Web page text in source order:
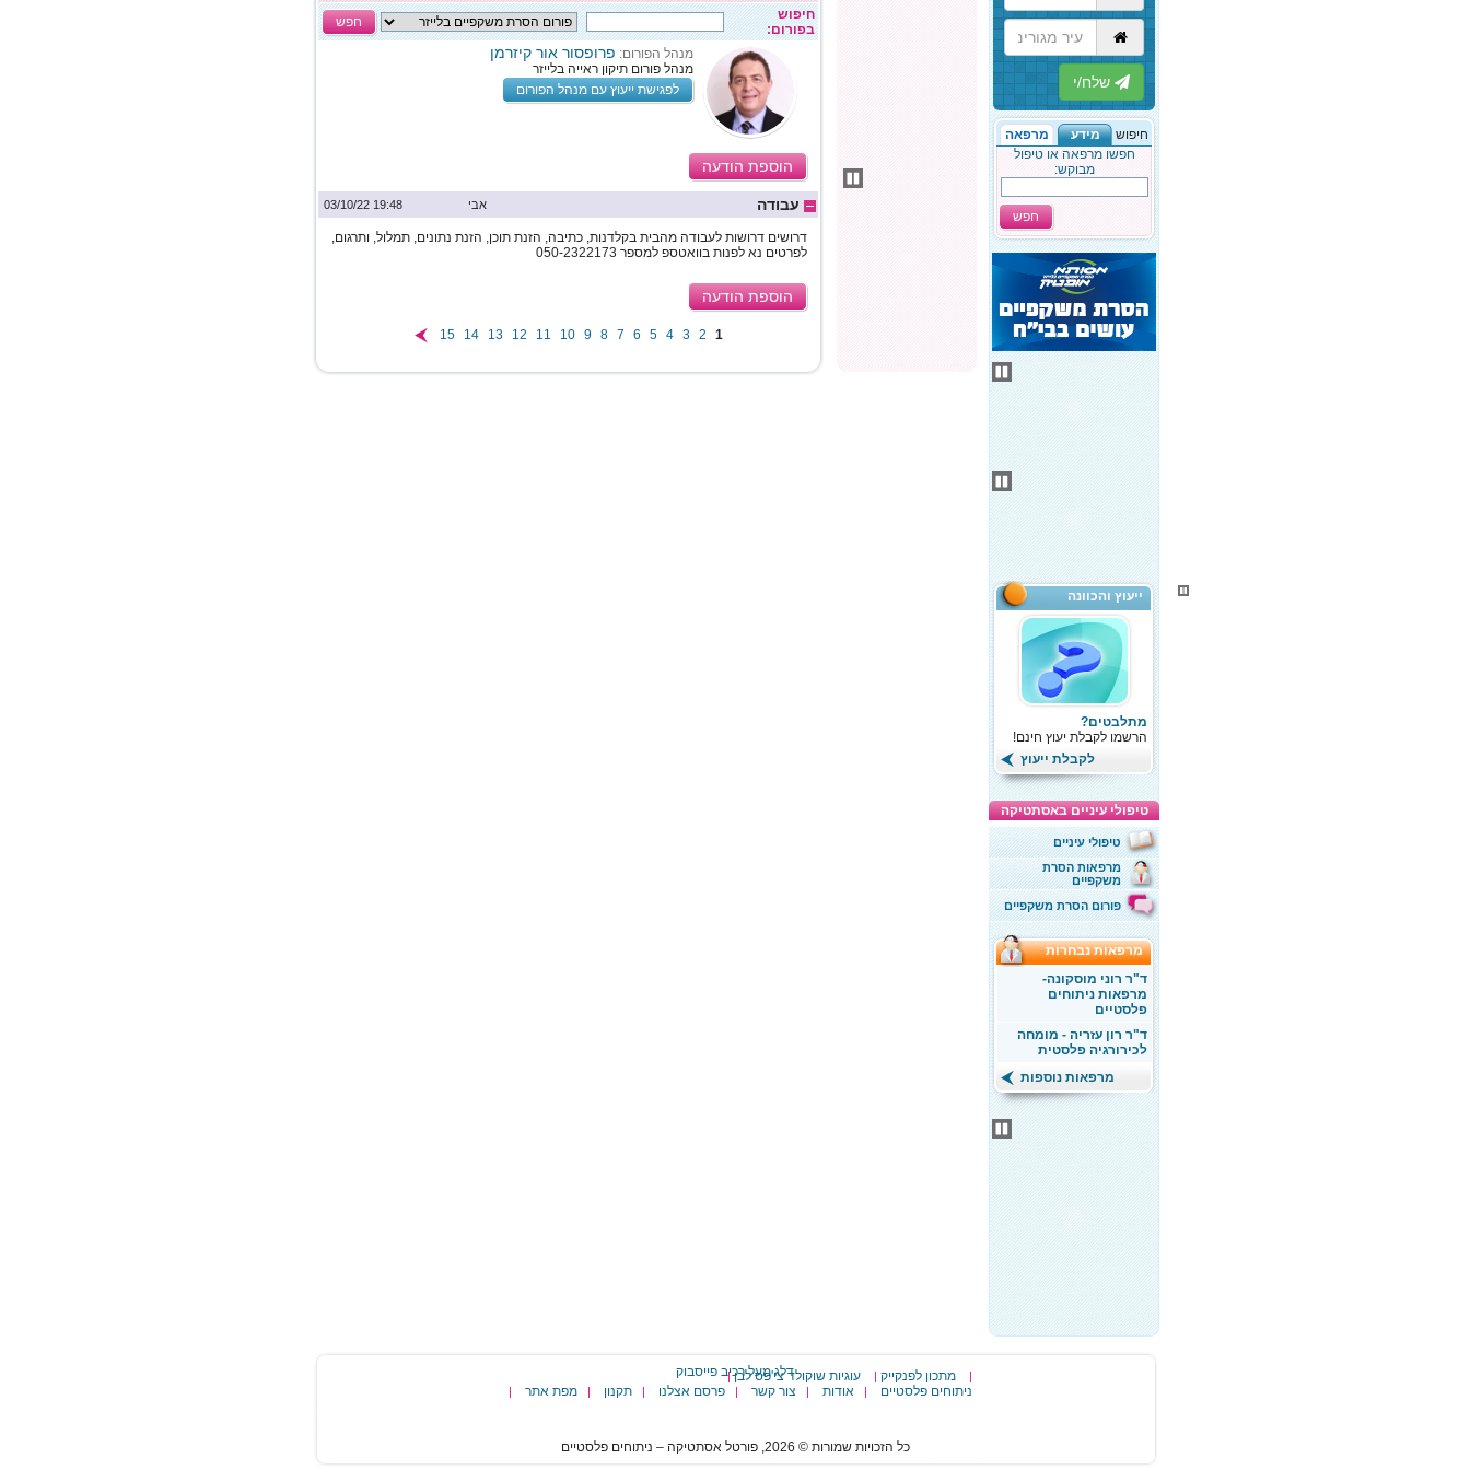
הבא
חיפוש מידע
מרפאה
חפשו מרפאה או טיפול
מבוקש:
חפש
ייעוץ והכוונה
מתלבטים?
הרשמו לקבלת יעוץ חינם!
לקבלת ייעוץ
טיפולי עיניים באסתטיקה
טיפולי עיניים
מרפאות הסרת
משקפיים
פורום הסרת משקפיים
מרפאות נבחרות
ד"ר רוני מוסקונה-
מרפאות ניתוחים
פלסטיים
ד"ר רון עזריה - מומחה
לכירורגיה פלסטית
מרפאות נוספות
חפש
חיפוש
בפורום:
מנהל הפורום: פרופסור אור קיזרמן
מנהל פורום תיקון ראייה בלייזר
לפגישת ייעוץ עם מנהל הפורום
הוספת הודעה
19:48 03/10/22 אבי עבודה
דרושים דרושות לעבודה מהבית בקלדנות, כתיבה, הזנת תוכן, הזנת נתונים, תמלול, ותרגום,
לפרטים נא לפנות בוואטספ למספר 050-2322173
הוספת הודעה
1
2
3
4
5
6
7
8
9
10
11
12
13
14
15
דלג מעל רכיב פייסבוק | מתכון לפנקייק | עוגיות שוקולד צי'פס לבן |
ניתוחים פלסטיים | אודות | צור קשר | פרסם אצלנו | תקנון | מפת אתר |
כל הזכויות שמורות © 2026, פורטל אסתטיקה – ניתוחים פלסטיים